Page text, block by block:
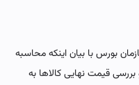
بورس با بیان اینکه محاسبه
ارز ۲۸ هزار و ۵۰۰ تومانی و بررسی قیمت نهایی کالاها به